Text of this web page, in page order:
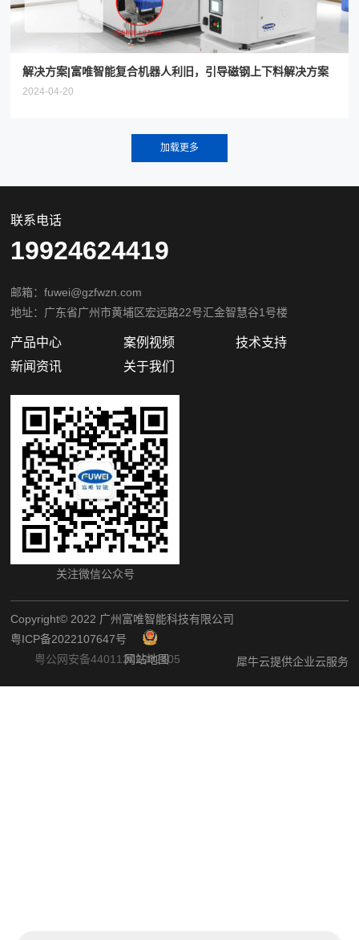
解决方案|富唯智能复合机器人利旧，引导磁钢上下料解决方案
2024-04-20
联系电话
19924624419
邮箱：fuwei@gzfwzn.com
地址：广东省广州市黄埔区宏远路22号汇金智慧谷1号楼
产品中心 案例视频
技术支持
新闻资讯
关于我们
关注微信公众号
Copyright©️ 2022 广州富唯智能科技有限公司
粤ICP备2022107647号
粤公网安备44011202002405
网站地图 犀牛云提供企业云服务